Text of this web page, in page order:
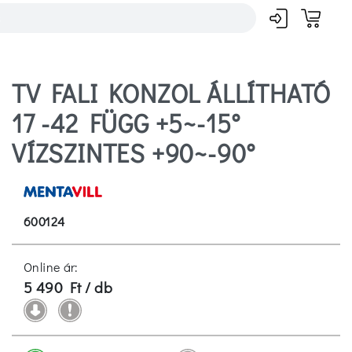
TV FALI KONZOL ÁLLÍTHATÓ
17 -42 FÜGG +5~-15°
VÍZSZINTES +90~-90°
600124
Online ár:
5 490 Ft / db